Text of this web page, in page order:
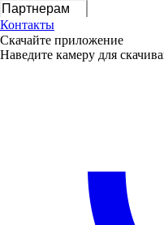
Партнерам
Контакты
Скачайте приложение
Наведите камеру для